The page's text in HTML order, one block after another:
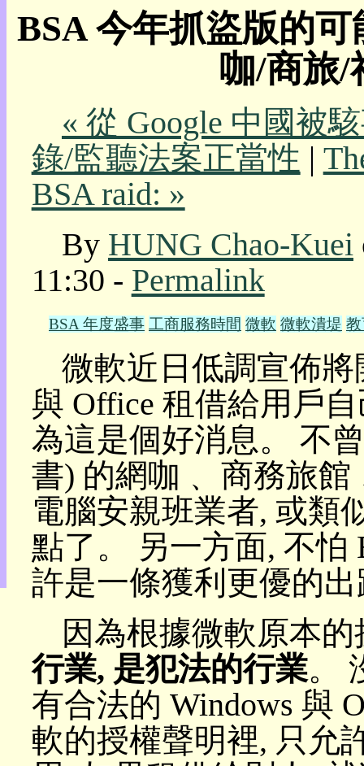
我
的
English
BSA 今年抓盜版的
咖/商旅/
« 從 Google 中國被
錄/監聽法案正當性 |
BSA raid: »
By HUNG Chao-Kuei
11:30 - Permalink
BSA 年度盛事 工商服務時間 微軟 微軟潰堤
微軟近日低調宣佈將
與 Office 租借給用戶
為這是個好消息。 不
書) 的網咖﹑ 商務旅
電腦安親班業者, 或類
點了。 另一方面, 不怕
許是一條獲利更優的
因為根據微軟原本
行業, 是犯法的行業。
有合法的 Windows 與
軟的授權聲明裡, 只允